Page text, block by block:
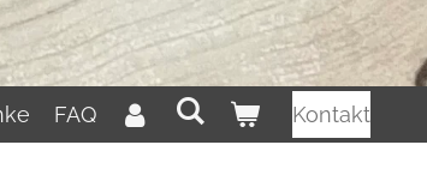
FAQ Kontakt